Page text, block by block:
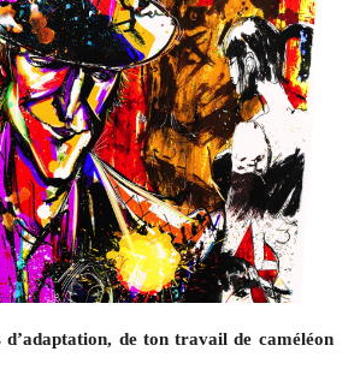
d’adaptation, de ton travail de caméléon